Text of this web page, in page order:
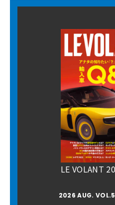
LE VOLANT
2026 AUG.